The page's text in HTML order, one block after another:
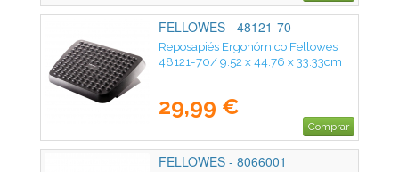
FELLOWES - 48121-70
Reposapiés Ergonómico Fellowes
48121-70/ 9.52 x 44.76 x 33.33cm
29,99 €
Comprar
FELLOWES - 8066001